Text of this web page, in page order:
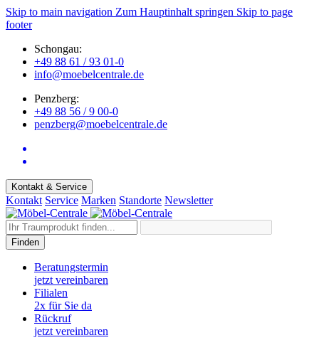
Skip to main navigation Zum Hauptinhalt springen Skip to page
footer
Schongau:
+49 88 61 / 93 01-0
info@moebelcentrale.de
Penzberg:
+49 88 56 / 9 00-0
penzberg@moebelcentrale.de
Kontakt & Service
Kontakt Service Marken Standorte Newsletter
Finden
Beratungstermin
jetzt vereinbaren
Filialen
2x für Sie da
Rückruf
jetzt vereinbaren